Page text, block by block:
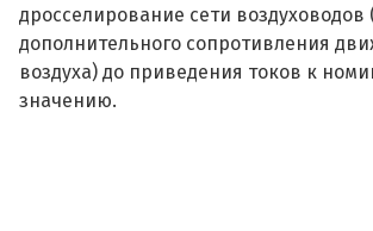
дросселирование сети воздуховодов
дополнительного сопротивления
воздуха) до приведения токов к
значению.